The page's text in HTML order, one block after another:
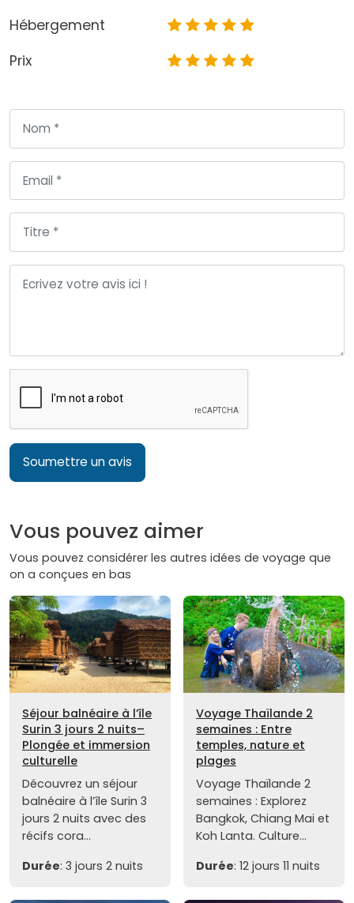
Hébergement
Prix
Soumettre un avis
Vous pouvez aimer
Vous pouvez considérer les autres idées de voyage que
on a conçues en bas
Séjour balnéaire à l’île
Surin 3 jours 2 nuits–
Plongée et immersion
culturelle
Découvrez un séjour
balnéaire à l’île Surin 3
jours 2 nuits avec des
récifs cora...
Durée: 3 jours 2 nuits
Voyage Thaïlande 2
semaines : Entre
temples, nature et
plages
Voyage Thaïlande 2
semaines : Explorez
Bangkok, Chiang Mai et
Koh Lanta. Culture...
Durée: 12 jours 11 nuits